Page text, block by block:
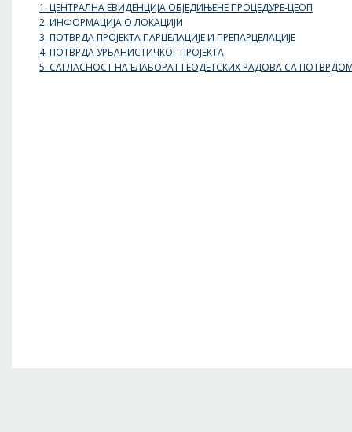
1. ЦЕНТРАЛНА ЕВИДЕНЦИЈА ОБЈЕДИЊЕНЕ ПРОЦЕДУРЕ-ЦЕОП
2. ИНФОРМАЦИЈА О ЛОКАЦИЈИ
3. ПОТВРДА ПРОЈЕКТА ПАРЦЕЛАЦИЈЕ И ПРЕПАРЦЕЛАЦИЈЕ
4. ПОТВРДА УРБАНИСТИЧКОГ ПРОЈЕКТА
5. САГЛАСНОСТ НА ЕЛАБОРАТ ГЕОДЕТСКИХ РАДОВА СА